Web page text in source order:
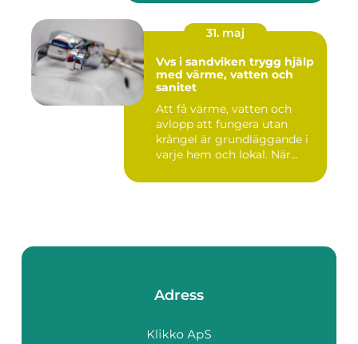
31. maj
Vvs i sandviken trygg hjälp
med värme, vatten och
sanitet
Att få värme, vatten och
avlopp att fungera utan
krångel är grundläggande i
varje hem och lokal. När...
Adress